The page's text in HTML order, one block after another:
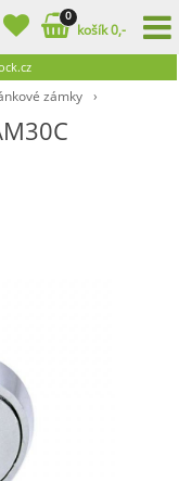
zámky ›
0
košík 0,-